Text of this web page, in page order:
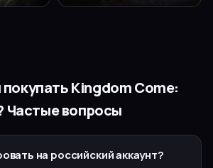
Kingdom Come:
Частые вопросы
на российский аккаунт?